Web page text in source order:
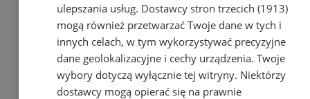
ulepszania usług. Dostawcy stron trzecich (1913)
mogą również przetwarzać Twoje dane w tych i
innych celach, w tym wykorzystywać precyzyjne
dane geolokalizacyjne i cechy urządzenia. Twoje
wybory dotyczą wyłącznie tej witryny. Niektórzy
dostawcy mogą opierać się na prawnie